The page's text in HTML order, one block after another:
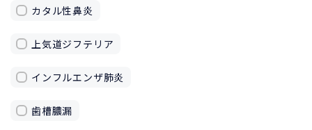
カタル性鼻炎
上気道ジフテリア
インフルエンザ肺炎
歯槽膿漏